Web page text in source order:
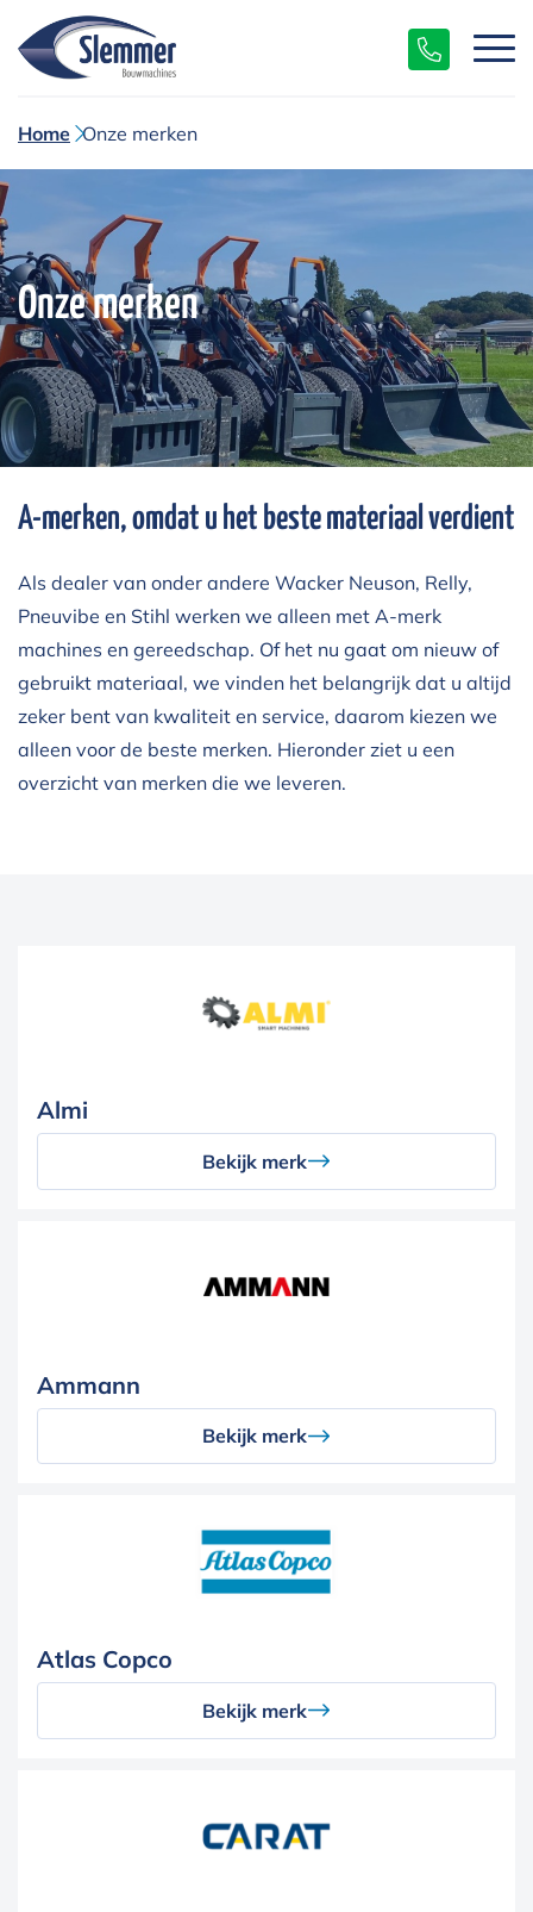
Home Onze merken
Onze merken
A-merken, omdat u het beste materiaal verdient
Als dealer van onder andere Wacker Neuson, Relly,
Pneuvibe en Stihl werken we alleen met A-merk
machines en gereedschap. Of het nu gaat om nieuw of
gebruikt materiaal, we vinden het belangrijk dat u altijd
zeker bent van kwaliteit en service, daarom kiezen we
alleen voor de beste merken. Hieronder ziet u een
overzicht van merken die we leveren.
Almi
Bekijk merk
Ammann
Bekijk merk
Atlas Copco
Bekijk merk